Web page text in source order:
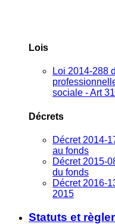
Lois
Loi 2014-288
sociale - Art 31
Décrets
Décret 2014-
au fonds
Décret 2015-
du fonds
Décret 2016-
2015
Statuts et